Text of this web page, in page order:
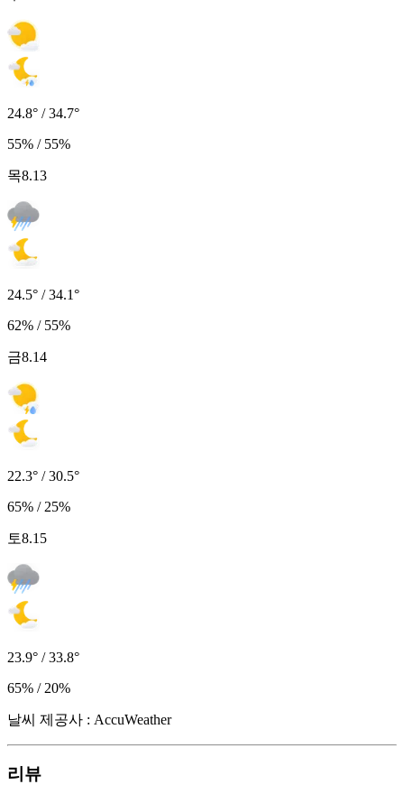
24.8° / 34.7°
55% / 55%
목8.13
24.5° / 34.1°
62% / 55%
금8.14
22.3° / 30.5°
65% / 25%
토8.15
23.9° / 33.8°
65% / 20%
날씨 제공사 : AccuWeather
리뷰